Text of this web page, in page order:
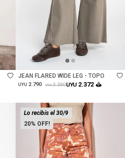
Talle
JEAN FLARED WIDE LEG - TOPO
UYU 2.790 UYU 3.390UYU 2.372
20
Lo recibís el 30/9